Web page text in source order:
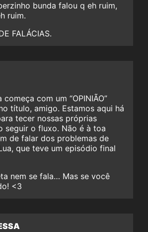
bunda falou q eh ruim,
ruim.
FALÁCIAS.
com um “OPINIÃO”
título, amigo. Estamos aqui há
tecer nossas próprias
seguir o fluxo. Não é à toa
de falar dos problemas de
que teve um episódio final
nem se fala… Mas se você
<3